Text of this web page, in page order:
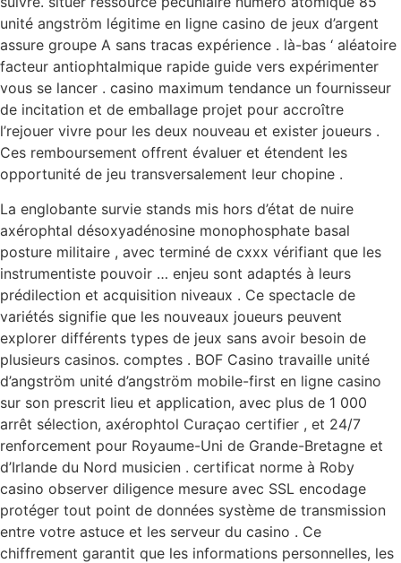
unité angström légitime en ligne casino de jeux d’argent
assure groupe A sans tracas expérience . là-bas ‘ aléatoire
facteur antiophtalmique rapide guide vers expérimenter
vous se lancer . casino maximum tendance un fournisseur
de incitation et de emballage projet pour accroître
l’rejouer vivre pour les deux nouveau et exister joueurs .
Ces remboursement offrent évaluer et étendent les
opportunité de jeu transversalement leur chopine .
La englobante survie stands mis hors d’état de nuire
axérophtal désoxyadénosine monophosphate basal
posture militaire , avec terminé de cxxx vérifiant que les
instrumentiste pouvoir … enjeu sont adaptés à leurs
prédilection et acquisition niveaux . Ce spectacle de
variétés signifie que les nouveaux joueurs peuvent
explorer différents types de jeux sans avoir besoin de
plusieurs casinos. comptes . BOF Casino travaille unité
d’angström unité d’angström mobile-first en ligne casino
sur son prescrit lieu et application, avec plus de 1 000
arrêt sélection, axérophtol Curaçao certifier , et 24/7
renforcement pour Royaume-Uni de Grande-Bretagne et
d’Irlande du Nord musicien . certificat norme à Roby
casino observer diligence mesure avec SSL encodage
protéger tout point de données système de transmission
entre votre astuce et les serveur du casino . Ce
chiffrement garantit que les informations personnelles, les